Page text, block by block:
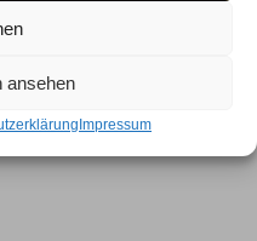
ansehen
Impressum